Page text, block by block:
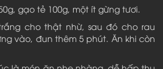
gạo tẻ 100g, một ít gừng tươi.
cho thật nhừ, sau đó cho rau
vào, đun thêm 5 phút. Ăn khi còn